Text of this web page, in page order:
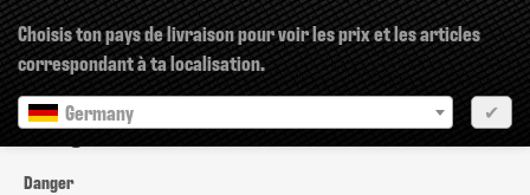
Choisis ton pays de livraison pour voir les prix et les articles
correspondant à ta localisation.
Germany
✔
Danger
Danger